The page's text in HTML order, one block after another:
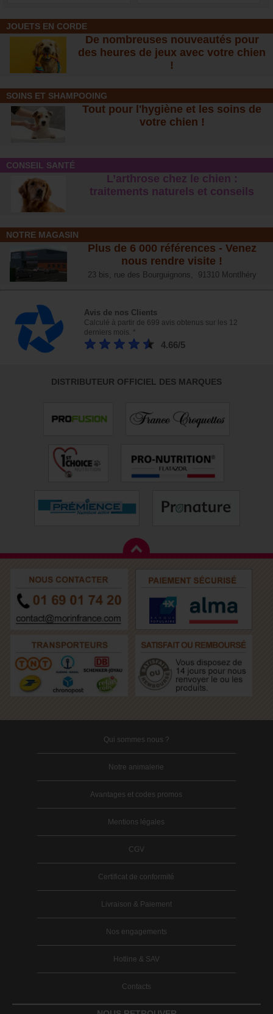
JOUETS EN CORDE
De nombreuses nouveautés pour
des heures de jeux avec votre chien
!
SOINS ET SHAMPOOING
Tout pour l'hygiène et les soins de
votre chien !
CONSEIL SANTÉ
L’arthrose chez le chien :
traitements naturels et conseils
NOTRE MAGASIN
Plus de 6 000 références - Venez
nous rendre visite !
23 bis, rue des Bourguignons, 91310 Montlhéry
Avis de nos Clients
Calculé à partir de 699 avis obtenus sur les 12
derniers mois. *
4.66/5
DISTRIBUTEUR OFFICIEL DES MARQUES
Qui sommes nous ?
Notre animalerie
Avantages et codes promos
Mentions légales
CGV
Certificat de conformité
Livraison & Paiement
Nos engagements
Hotline & SAV
Contacts